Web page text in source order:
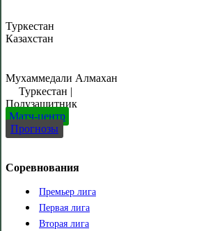
Туркестан
Казахстан
Мухаммедали Алмахан
Туркестан |
Полузащитник
Матч-центр
Прогнозы
Соревнования
Премьер лига
Первая лига
Вторая лига